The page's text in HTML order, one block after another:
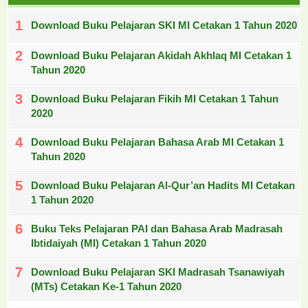
Download Buku Pelajaran SKI MI Cetakan 1 Tahun 2020
Download Buku Pelajaran Akidah Akhlaq MI Cetakan 1
Tahun 2020
Download Buku Pelajaran Fikih MI Cetakan 1 Tahun
2020
Download Buku Pelajaran Bahasa Arab MI Cetakan 1
Tahun 2020
Download Buku Pelajaran Al-Qur’an Hadits MI Cetakan
1 Tahun 2020
Buku Teks Pelajaran PAI dan Bahasa Arab Madrasah
Ibtidaiyah (MI) Cetakan 1 Tahun 2020
Download Buku Pelajaran SKI Madrasah Tsanawiyah
(MTs) Cetakan Ke-1 Tahun 2020